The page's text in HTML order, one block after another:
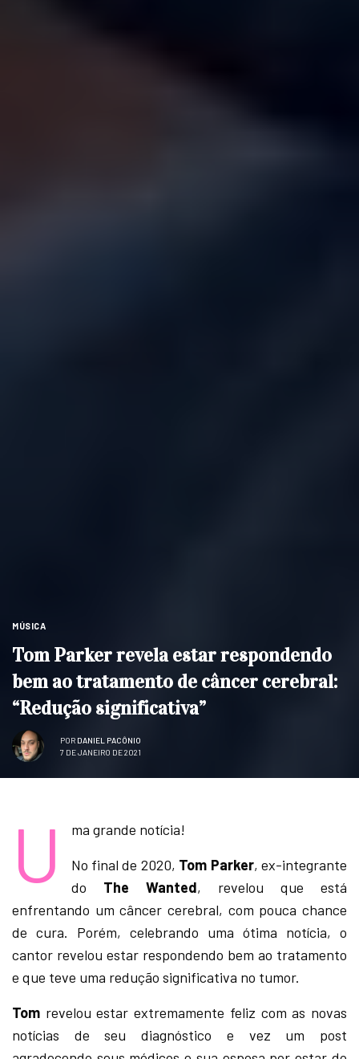
MÚSICA
Tom Parker revela estar respondendo
bem ao tratamento de câncer cerebral:
“Redução significativa”
POR DANIEL PACÔNIO
7 DE JANEIRO DE 2021
U
ma grande notícia!
No final de 2020, Tom Parker, ex-integrante
do The Wanted, revelou que está
enfrentando um câncer cerebral, com pouca chance
de cura. Porém, celebrando uma ótima notícia, o
cantor revelou estar respondendo bem ao tratamento
e que teve uma redução significativa no tumor.
Tom revelou estar extremamente feliz com as novas
notícias de seu diagnóstico e vez um post